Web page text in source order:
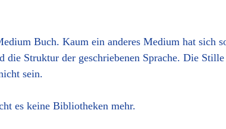
Buch. Kaum ein anderes Medium hat sich
die Struktur der geschriebenen Sprache. Die
sein.
es keine Bibliotheken mehr.